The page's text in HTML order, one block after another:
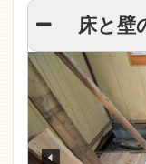
床と壁